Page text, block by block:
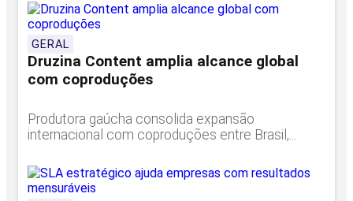
GERAL
Druzina Content amplia alcance global
com coproduções
Produtora gaúcha consolida expansão
internacional com coproduções entre Brasil,...